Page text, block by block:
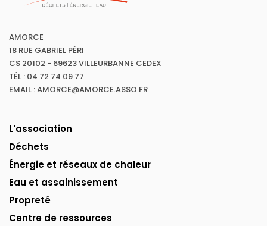
AMORCE
18 RUE GABRIEL PÉRI
CS 20102 - 69623 VILLEURBANNE CEDEX
TÉL : 04 72 74 09 77
EMAIL : AMORCE@AMORCE.ASSO.FR
L'association
Déchets
Énergie et réseaux de chaleur
Eau et assainissement
Propreté
Centre de ressources